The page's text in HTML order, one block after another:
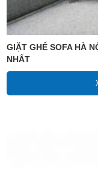
GIẶT GHẾ SOFA HÀ
NHẤT